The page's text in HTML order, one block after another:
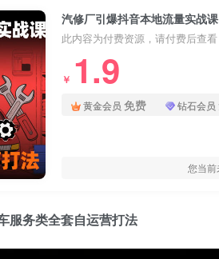
汽修厂引爆抖音本地流量实战
此内容为付费资源，请付费后查看
￥ 1.9
黄金会员 免费 钻石会员
您当
服务类全套自运营打法